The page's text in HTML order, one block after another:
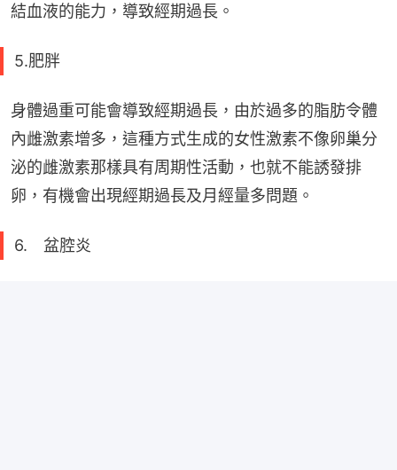
結血液的能力，導致經期過長。
5.肥胖
身體過重可能會導致經期過長，由於過多的脂肪令體
內雌激素增多，這種方式生成的女性激素不像卵巢分
泌的雌激素那樣具有周期性活動，也就不能誘發排
卵，有機會出現經期過長及月經量多問題。
6. 盆腔炎